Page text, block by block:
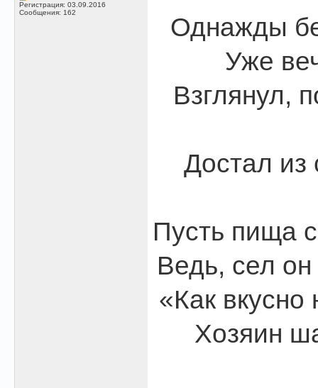
Регистрация: 03.09.2016
Сообщения: 162
Однажды
Уже
Взглянул,
Достал из
Пусть пища
Ведь, сел
«Как
Хозяин